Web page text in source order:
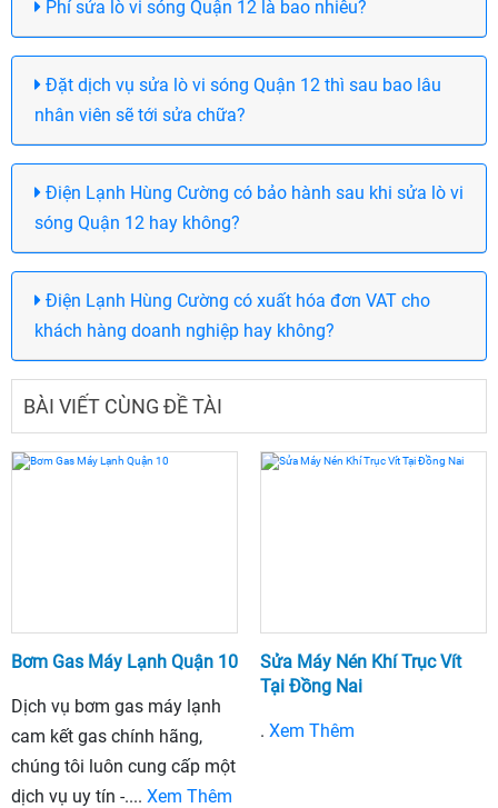
Phí sửa lò vi sóng Quận 12 là bao nhiêu?
Đặt dịch vụ sửa lò vi sóng Quận 12 thì sau bao lâu
nhân viên sẽ tới sửa chữa?
Điện Lạnh Hùng Cường có bảo hành sau khi sửa lò vi
sóng Quận 12 hay không?
Điện Lạnh Hùng Cường có xuất hóa đơn VAT cho
khách hàng doanh nghiệp hay không?
BÀI VIẾT CÙNG ĐỀ TÀI
Bơm Gas Máy Lạnh Quận 10
Dịch vụ bơm gas máy lạnh
cam kết gas chính hãng,
chúng tôi luôn cung cấp một
dịch vụ uy tín -.... Xem Thêm
Sửa Máy Nén Khí Trục Vít
Tại Đồng Nai
. Xem Thêm